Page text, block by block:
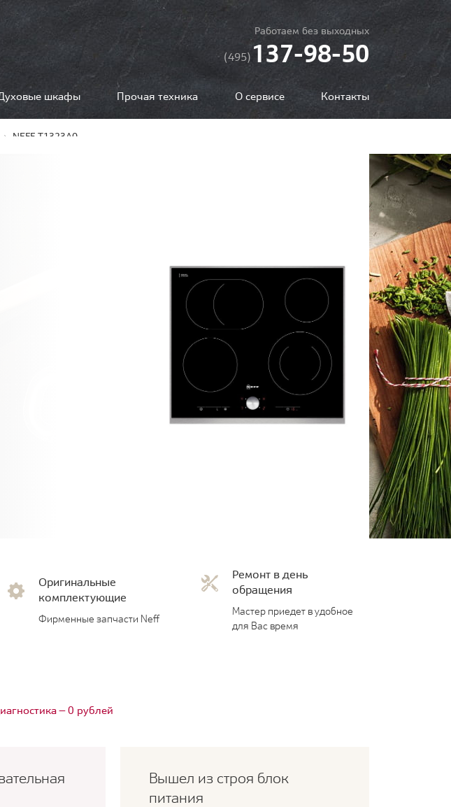
Работаем без выходных
(495)137-98-50
шкафы Прочая техника О сервисе Контакты
NEFF T1323A0
Оригинальные
комплектующие
Фирменные запчасти Neff
Ремонт в день
обращения
Мастер приедет в удобное
для Вас время
— 0 рублей
Вышел из строя блок
питания